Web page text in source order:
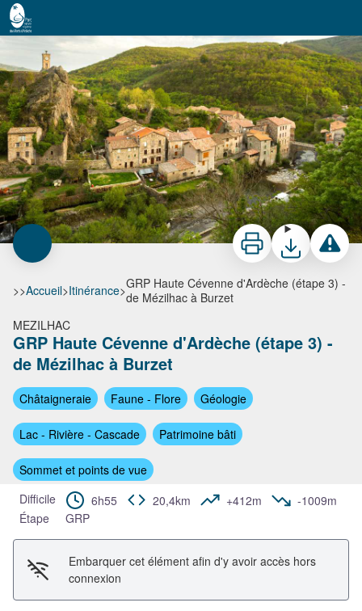
ImprimerTéléchargerSignaler
>>Accueil>Itinérance>GRP Haute Cévenne d'Ardèche (étape 3) -
de Mézilhac à Burzet
MEZILHAC
GRP Haute Cévenne d'Ardèche (étape 3) -
de Mézilhac à Burzet
Châtaigneraie Faune - Flore Géologie
Lac - Rivière - Cascade Patrimoine bâti
Sommet et points de vue
Difficile
6h55 20,4km +412m
-1009m
Étape
GRP
Embarquer cet élément afin d'y avoir accès hors
connexion